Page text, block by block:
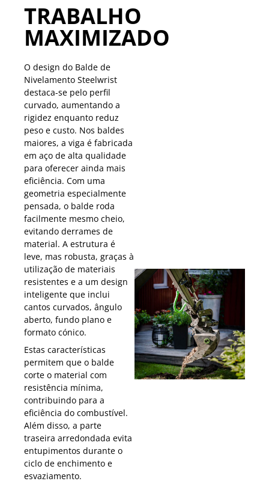
TRABALHO
MAXIMIZADO
O design do Balde de
Nivelamento Steelwrist
destaca-se pelo perfil
curvado, aumentando a
rigidez enquanto reduz
peso e custo. Nos baldes
maiores, a viga é fabricada
em aço de alta qualidade
para oferecer ainda mais
eficiência. Com uma
geometria especialmente
pensada, o balde roda
facilmente mesmo cheio,
evitando derrames de
material. A estrutura é
leve, mas robusta, graças à
utilização de materiais
resistentes e a um design
inteligente que inclui
cantos curvados, ângulo
aberto, fundo plano e
formato cónico.
Estas características
permitem que o balde
corte o material com
resistência mínima,
contribuindo para a
eficiência do combustível.
Além disso, a parte
traseira arredondada evita
entupimentos durante o
ciclo de enchimento e
esvaziamento.